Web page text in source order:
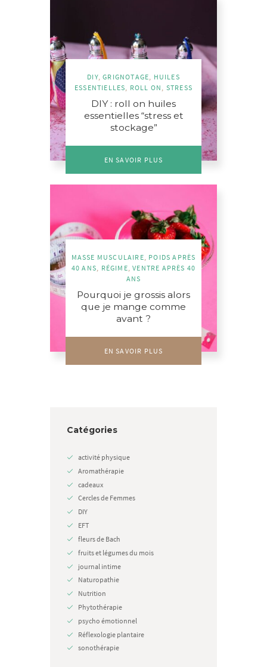
DIY,GRIGNOTAGE
HUILES
ESSENTIELLES
ROLL ON STRESS
DIY : roll on huiles
essentielles “stress et
stockage”
EN SAVOIR PLUS
MASSE MUSCULAIRE POIDS APRÈS
40 ANS
RÉGIME ,VENTRE APRÈS 40
ANS
Pourquoi je grossis alors
que je mange comme
avant ?
EN SAVOIR PLUS
Catégories
activité physique
Aromathérapie
cadeaux
Cercles de Femmes
DIY
EFT
fleurs de Bach
fruits et légumes du mois
journal intime
Naturopathie
Nutrition
Phytothérapie
psycho émotionnel
Réflexologie plantaire
sonothérapie